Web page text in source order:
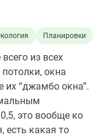
Планировки
из всех
окна
их “джамбо окна”.
это вообще ко
есть какая то